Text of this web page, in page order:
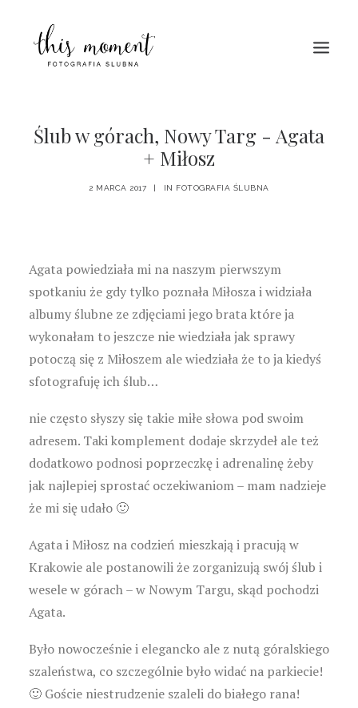
HOME
Ślub w górach, Nowy Targ - Agata
+ Miłosz
2 MARCA 2017 | IN FOTOGRAFIA ŚLUBNA
Agata powiedziała mi na naszym pierwszym
spotkaniu że gdy tylko poznała Miłosza i widziała
albumy ślubne ze zdjęciami jego brata które ja
wykonałam to jeszcze nie wiedziała jak sprawy
potoczą się z Miłoszem ale wiedziała że to ja kiedyś
sfotografuję ich ślub…
nie często słyszy się takie miłe słowa pod swoim
adresem. Taki komplement dodaje skrzydeł ale też
dodatkowo podnosi poprzeczkę i adrenalinę żeby
jak najlepiej sprostać oczekiwaniom – mam nadzieje
że mi się udało 🙂
Agata i Miłosz na codzień mieszkają i pracują w
Krakowie ale postanowili że zorganizują swój ślub i
wesele w górach – w Nowym Targu, skąd pochodzi
Agata.
Było nowocześnie i elegancko ale z nutą góralskiego
szaleństwa, co szczególnie było widać na parkiecie!
🙂 Goście niestrudzenie szaleli do białego rana!